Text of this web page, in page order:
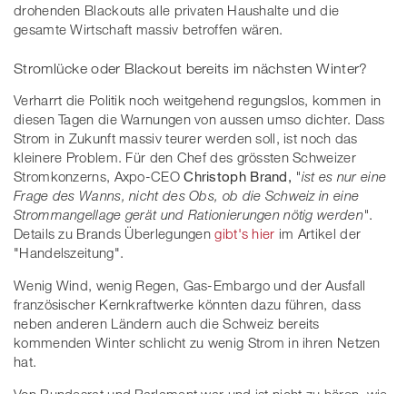
drohenden Blackouts alle privaten Haushalte und die
gesamte Wirtschaft massiv betroffen wären.
Stromlücke oder Blackout bereits im nächsten Winter?
Verharrt die Politik noch weitgehend regungslos, kommen in
diesen Tagen die Warnungen von aussen umso dichter. Dass
Strom in Zukunft massiv teurer werden soll, ist noch das
kleinere Problem. Für den Chef des grössten Schweizer
Stromkonzerns, Axpo-CEOChristoph Brand, "ist es nur eine
Frage des Wanns, nicht des Obs, ob die Schweiz in eine
Strommangellage gerät und Rationierungen nötig werden".
Details zu Brands Überlegungengibt's hier im Artikel der
"Handelszeitung".
Wenig Wind, wenig Regen, Gas-Embargo und der Ausfall
französischer Kernkraftwerke könnten dazu führen, dass
neben anderen Ländern auch die Schweiz bereits
kommenden Winter schlicht zu wenig Strom in ihren Netzen
hat.